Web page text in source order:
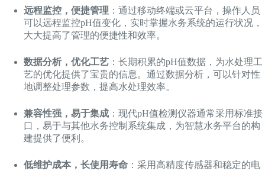
远程监控，便捷管理 ：通过移动终端或云平台，操作人员
可以远程监控pH值变化，实时掌握水务系统的运行状况，
大大提高了管理的便捷性和效率。
数据分析，优化工艺 ：长期积累的pH值数据，为水处理工
艺的优化提供了宝贵的信息。通过数据分析，可以针对性
地调整处理参数，提高水处理效率。
兼容性强，易于集成 ：现代pH值检测仪器通常采用标准接
口，易于与其他水务控制系统集成，为智慧水务平台的构
建提供了便利。
低维护成本，长使用寿命 ：采用高精度传感器和稳定的电